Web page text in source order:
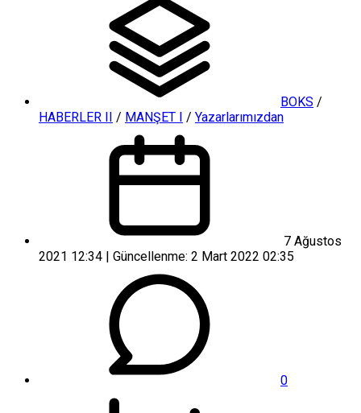
BOKS /
HABERLER II / MANŞET I / Yazarlarımızdan
7 Ağustos
2021 12:34 | Güncellenme: 2 Mart 2022 02:35
0